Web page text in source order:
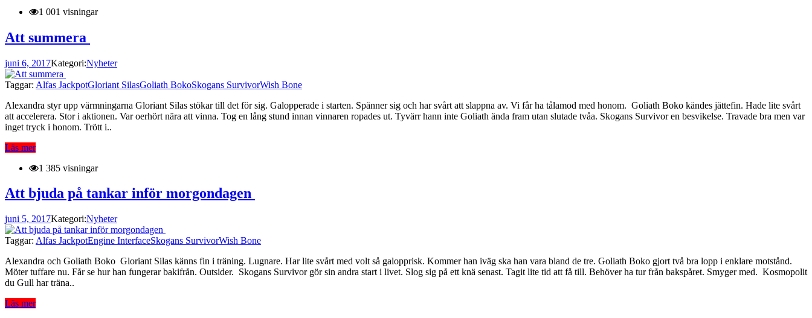
1 001 visningar
Att summera
juni 6, 2017Kategori:Nyheter
Taggar: Alfas JackpotGloriant SilasGoliath BokoSkogans SurvivorWish Bone
Alexandra styr upp värmningarna Gloriant Silas stökar till det för sig. Galopperade i starten. Spänner sig och har svårt att slappna av. Vi får ha tålamod med honom. Goliath Boko kändes jättefin. Hade lite svårt
att accelerera. Stor i aktionen. Var oerhört nära att vinna. Tog en lång stund innan vinnaren ropades ut. Tyvärr hann inte Goliath ända fram utan slutade tvåa. Skogans Survivor en besvikelse. Travade bra men var
inget tryck i honom. Trött i..
Läs mer
1 385 visningar
Att bjuda på tankar inför morgondagen
juni 5, 2017Kategori:Nyheter
Taggar: Alfas JackpotEngine InterfaceSkogans SurvivorWish Bone
Alexandra och Goliath Boko Gloriant Silas känns fin i träning. Lugnare. Har lite svårt med volt så galopprisk. Kommer han iväg ska han vara bland de tre. Goliath Boko gjort två bra lopp i enklare motstånd.
Möter tuffare nu. Får se hur han fungerar bakifrån. Outsider. Skogans Survivor gör sin andra start i livet. Slog sig på ett knä senast. Tagit lite tid att få till. Behöver ha tur från bakspåret. Smyger med. Kosmopolit
du Gull har träna..
Läs mer